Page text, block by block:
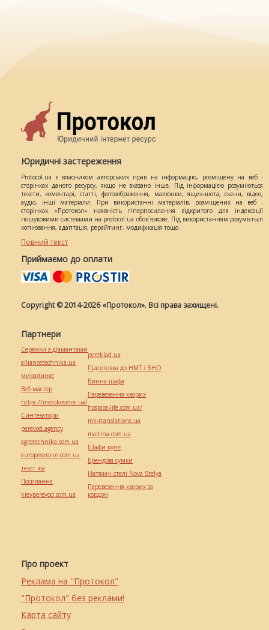
Юридичні застереження
Protocol.ua є власником авторських прав на інформацію, розміщену на веб -
сторінках даного ресурсу, якщо не вказано інше. Під інформацією розуміються
тексти, коментарі, статті, фотозображення, малюнки, ящик-шота, скани, відео,
аудіо, інші матеріали. При використанні матеріалів, розміщених на веб -
сторінках «Протокол» наявність гіперпосилання відкритого для індексації
пошуковими системами на protocol.ua обов`язкове. Під використанням розуміється
копіювання, адаптація, рерайтинг, модифікація тощо.
Повний текст
Приймаємо до оплати
Copyright © 2014-2026 «Протокол». Всі права захищені.
Про проект
Реклама на "Протокол"
"Протокол" без реклами!
Карта сайту
Партнери
Сережки з діамантами
alliancetechnika.ua
миралинкс
Веб мастер
https://motokosmos.ua/
Синтезатори
perevod.agency
agrotechnika.com.ua
europeservice.com.ua
текст юа
Посилання
kievperevod.com.ua
pereklad.ua
Підготовка до НМТ / ЗНО
Винна шафа
Перевезення хворих
hospice-life.com.ua/
mk-translations.ua
maltina.com.ua
Шафи купе
Брендові сумки
Натяжні стелі Nova Stelya
Перевезення хворих за
кордон